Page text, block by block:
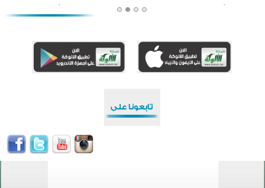
افتتاح تاريخي لأول مسجد في بلييفليا بالجبل الأسود منذ أكثر من قرن
منطقة ريبوفسي تحتفل بميلاد مسجد جديد في أجواء إيمانية مميزة
أكبر مشروع إسلامي في ريف أستراليا يفتتح أبوابه بعد سنوات من العمل والعطاء
اختتام الدورة التاسعة لمسابقة حفظ وتلاوة القرآن الكريم في أزناكاييف